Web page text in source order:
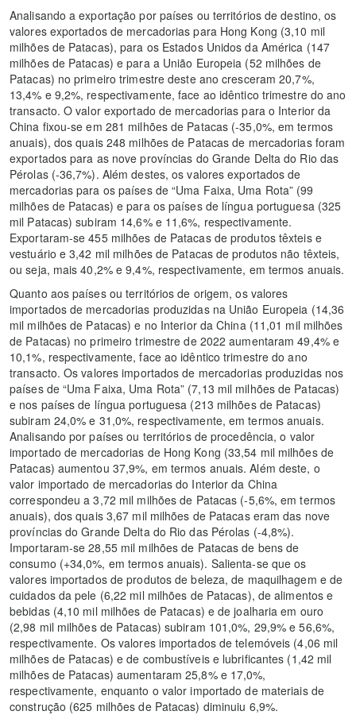
Analisando a exportação por países ou territórios de destino, os
valores exportados de mercadorias para Hong Kong (3,10 mil
milhões de Patacas), para os Estados Unidos da América (147
milhões de Patacas) e para a União Europeia (52 milhões de
Patacas) no primeiro trimestre deste ano cresceram 20,7%,
13,4% e 9,2%, respectivamente, face ao idêntico trimestre do ano
transacto. O valor exportado de mercadorias para o Interior da
China fixou-se em 281 milhões de Patacas (-35,0%, em termos
anuais), dos quais 248 milhões de Patacas de mercadorias foram
exportados para as nove províncias do Grande Delta do Rio das
Pérolas (-36,7%). Além destes, os valores exportados de
mercadorias para os países de “Uma Faixa, Uma Rota” (99
milhões de Patacas) e para os países de língua portuguesa (325
mil Patacas) subiram 14,6% e 11,6%, respectivamente.
Exportaram-se 455 milhões de Patacas de produtos têxteis e
vestuário e 3,42 mil milhões de Patacas de produtos não têxteis,
ou seja, mais 40,2% e 9,4%, respectivamente, em termos anuais.
Quanto aos países ou territórios de origem, os valores
importados de mercadorias produzidas na União Europeia (14,36
mil milhões de Patacas) e no Interior da China (11,01 mil milhões
de Patacas) no primeiro trimestre de 2022 aumentaram 49,4% e
10,1%, respectivamente, face ao idêntico trimestre do ano
transacto. Os valores importados de mercadorias produzidas nos
países de “Uma Faixa, Uma Rota” (7,13 mil milhões de Patacas)
e nos países de língua portuguesa (213 milhões de Patacas)
subiram 24,0% e 31,0%, respectivamente, em termos anuais.
Analisando por países ou territórios de procedência, o valor
importado de mercadorias de Hong Kong (33,54 mil milhões de
Patacas) aumentou 37,9%, em termos anuais. Além deste, o
valor importado de mercadorias do Interior da China
correspondeu a 3,72 mil milhões de Patacas (-5,6%, em termos
anuais), dos quais 3,67 mil milhões de Patacas eram das nove
províncias do Grande Delta do Rio das Pérolas (-4,8%).
Importaram-se 28,55 mil milhões de Patacas de bens de
consumo (+34,0%, em termos anuais). Salienta-se que os
valores importados de produtos de beleza, de maquilhagem e de
cuidados da pele (6,22 mil milhões de Patacas), de alimentos e
bebidas (4,10 mil milhões de Patacas) e de joalharia em ouro
(2,98 mil milhões de Patacas) subiram 101,0%, 29,9% e 56,6%,
respectivamente. Os valores importados de telemóveis (4,06 mil
milhões de Patacas) e de combustíveis e lubrificantes (1,42 mil
milhões de Patacas) aumentaram 25,8% e 17,0%,
respectivamente, enquanto o valor importado de materiais de
construção (625 milhões de Patacas) diminuiu 6,9%.